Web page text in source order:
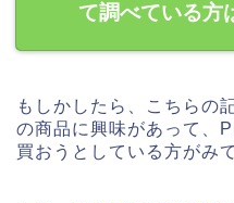
て調べている方
もしかしたら、こちらの
の商品に興味があって、
買おうとしている方がみ